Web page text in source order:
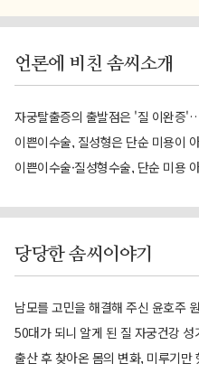
언론에 비친 솜씨소개
당당한 솜씨이야기